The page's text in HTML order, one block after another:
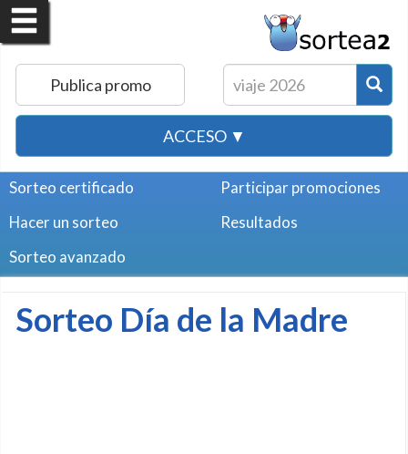
Publica promo
ACCESO ▼
Sorteo certificado
Hacer un sorteo
Sorteo avanzado
Participar promociones
Resultados
Sorteo Día de la Madre